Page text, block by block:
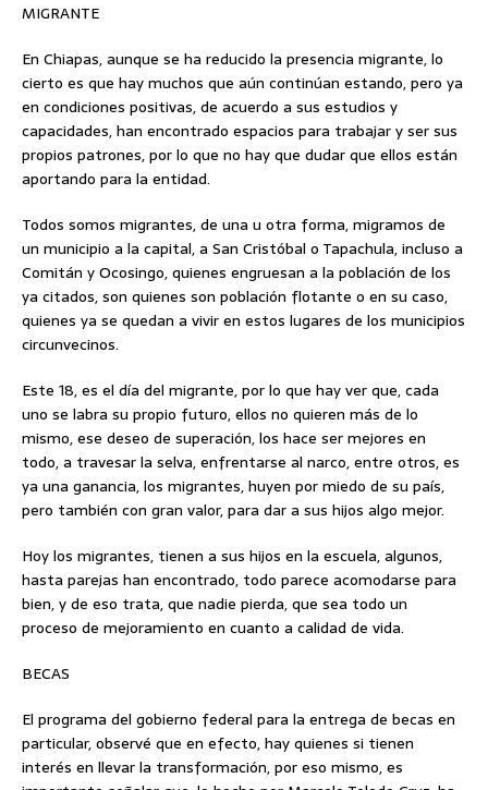
MIGRANTE
En Chiapas, aunque se ha reducido la presencia migrante, lo
cierto es que hay muchos que aún continúan estando, pero ya
en condiciones positivas, de acuerdo a sus estudios y
capacidades, han encontrado espacios para trabajar y ser sus
propios patrones, por lo que no hay que dudar que ellos están
aportando para la entidad.
Todos somos migrantes, de una u otra forma, migramos de
un municipio a la capital, a San Cristóbal o Tapachula, incluso a
Comitán y Ocosingo, quienes engruesan a la población de los
ya citados, son quienes son población flotante o en su caso,
quienes ya se quedan a vivir en estos lugares de los municipios
circunvecinos.
Este 18, es el día del migrante, por lo que hay ver que, cada
uno se labra su propio futuro, ellos no quieren más de lo
mismo, ese deseo de superación, los hace ser mejores en
todo, a travesar la selva, enfrentarse al narco, entre otros, es
ya una ganancia, los migrantes, huyen por miedo de su país,
pero también con gran valor, para dar a sus hijos algo mejor.
Hoy los migrantes, tienen a sus hijos en la escuela, algunos,
hasta parejas han encontrado, todo parece acomodarse para
bien, y de eso trata, que nadie pierda, que sea todo un
proceso de mejoramiento en cuanto a calidad de vida.
BECAS
El programa del gobierno federal para la entrega de becas en
particular, observé que en efecto, hay quienes si tienen
interés en llevar la transformación, por eso mismo, es